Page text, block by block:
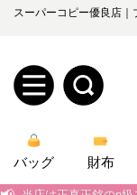
スーパーコピー優良店
規
ロ
バッグ 財布